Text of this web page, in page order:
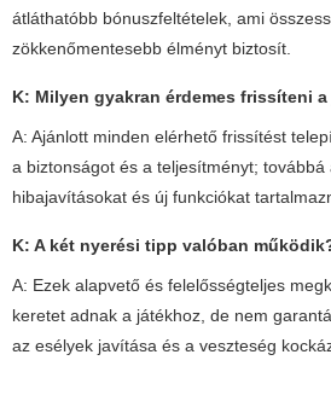
átláthatóbb bónuszfeltételek, ami
zökkenőmentesebb élményt biztosít.
K: Milyen gyakran érdemes frissíteni
A: Ajánlott minden elérhető frissítést
a biztonságot és a teljesítményt;
hibajavításokat és új funkciókat
K: A két nyerési tipp valóban
A: Ezek alapvető és felelősségteljes
keretet adnak a játékhoz, de nem
az esélyek javítása és a veszteség